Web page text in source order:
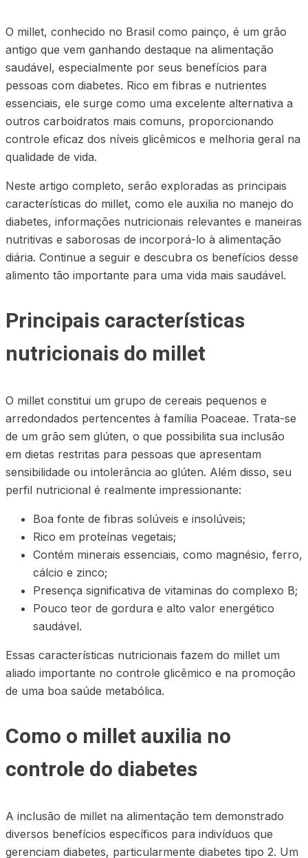
O millet, conhecido no Brasil como painço, é um grão
antigo que vem ganhando destaque na alimentação
saudável, especialmente por seus benefícios para
pessoas com diabetes. Rico em fibras e nutrientes
essenciais, ele surge como uma excelente alternativa a
outros carboidratos mais comuns, proporcionando
controle eficaz dos níveis glicêmicos e melhoria geral na
qualidade de vida.
Neste artigo completo, serão exploradas as principais
características do millet, como ele auxilia no manejo do
diabetes, informações nutricionais relevantes e maneiras
nutritivas e saborosas de incorporá-lo à alimentação
diária. Continue a seguir e descubra os benefícios desse
alimento tão importante para uma vida mais saudável.
Principais características
nutricionais do millet
O millet constitui um grupo de cereais pequenos e
arredondados pertencentes à família Poaceae. Trata-se
de um grão sem glúten, o que possibilita sua inclusão
em dietas restritas para pessoas que apresentam
sensibilidade ou intolerância ao glúten. Além disso, seu
perfil nutricional é realmente impressionante:
Boa fonte de fibras solúveis e insolúveis;
Rico em proteínas vegetais;
Contém minerais essenciais, como magnésio, ferro,
cálcio e zinco;
Presença significativa de vitaminas do complexo B;
Pouco teor de gordura e alto valor energético
saudável.
Essas características nutricionais fazem do millet um
aliado importante no controle glicêmico e na promoção
de uma boa saúde metabólica.
Como o millet auxilia no
controle do diabetes
A inclusão de millet na alimentação tem demonstrado
diversos benefícios específicos para indivíduos que
gerenciam diabetes, particularmente diabetes tipo 2. Um